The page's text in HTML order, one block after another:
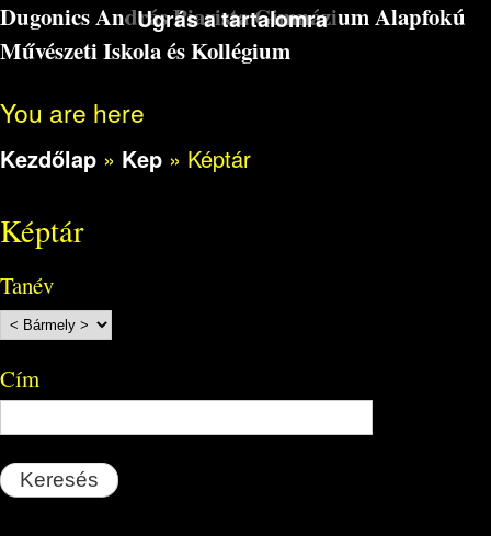
Ugrás a tartalomra
Dugonics András Piarista Gimnázium Alapfokú
Művészeti Iskola és Kollégium
You are here
Kezdőlap » Kep » Képtár
Képtár
Tanév
Cím